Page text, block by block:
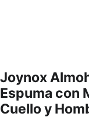
Joynox
Espuma con
Cuello y